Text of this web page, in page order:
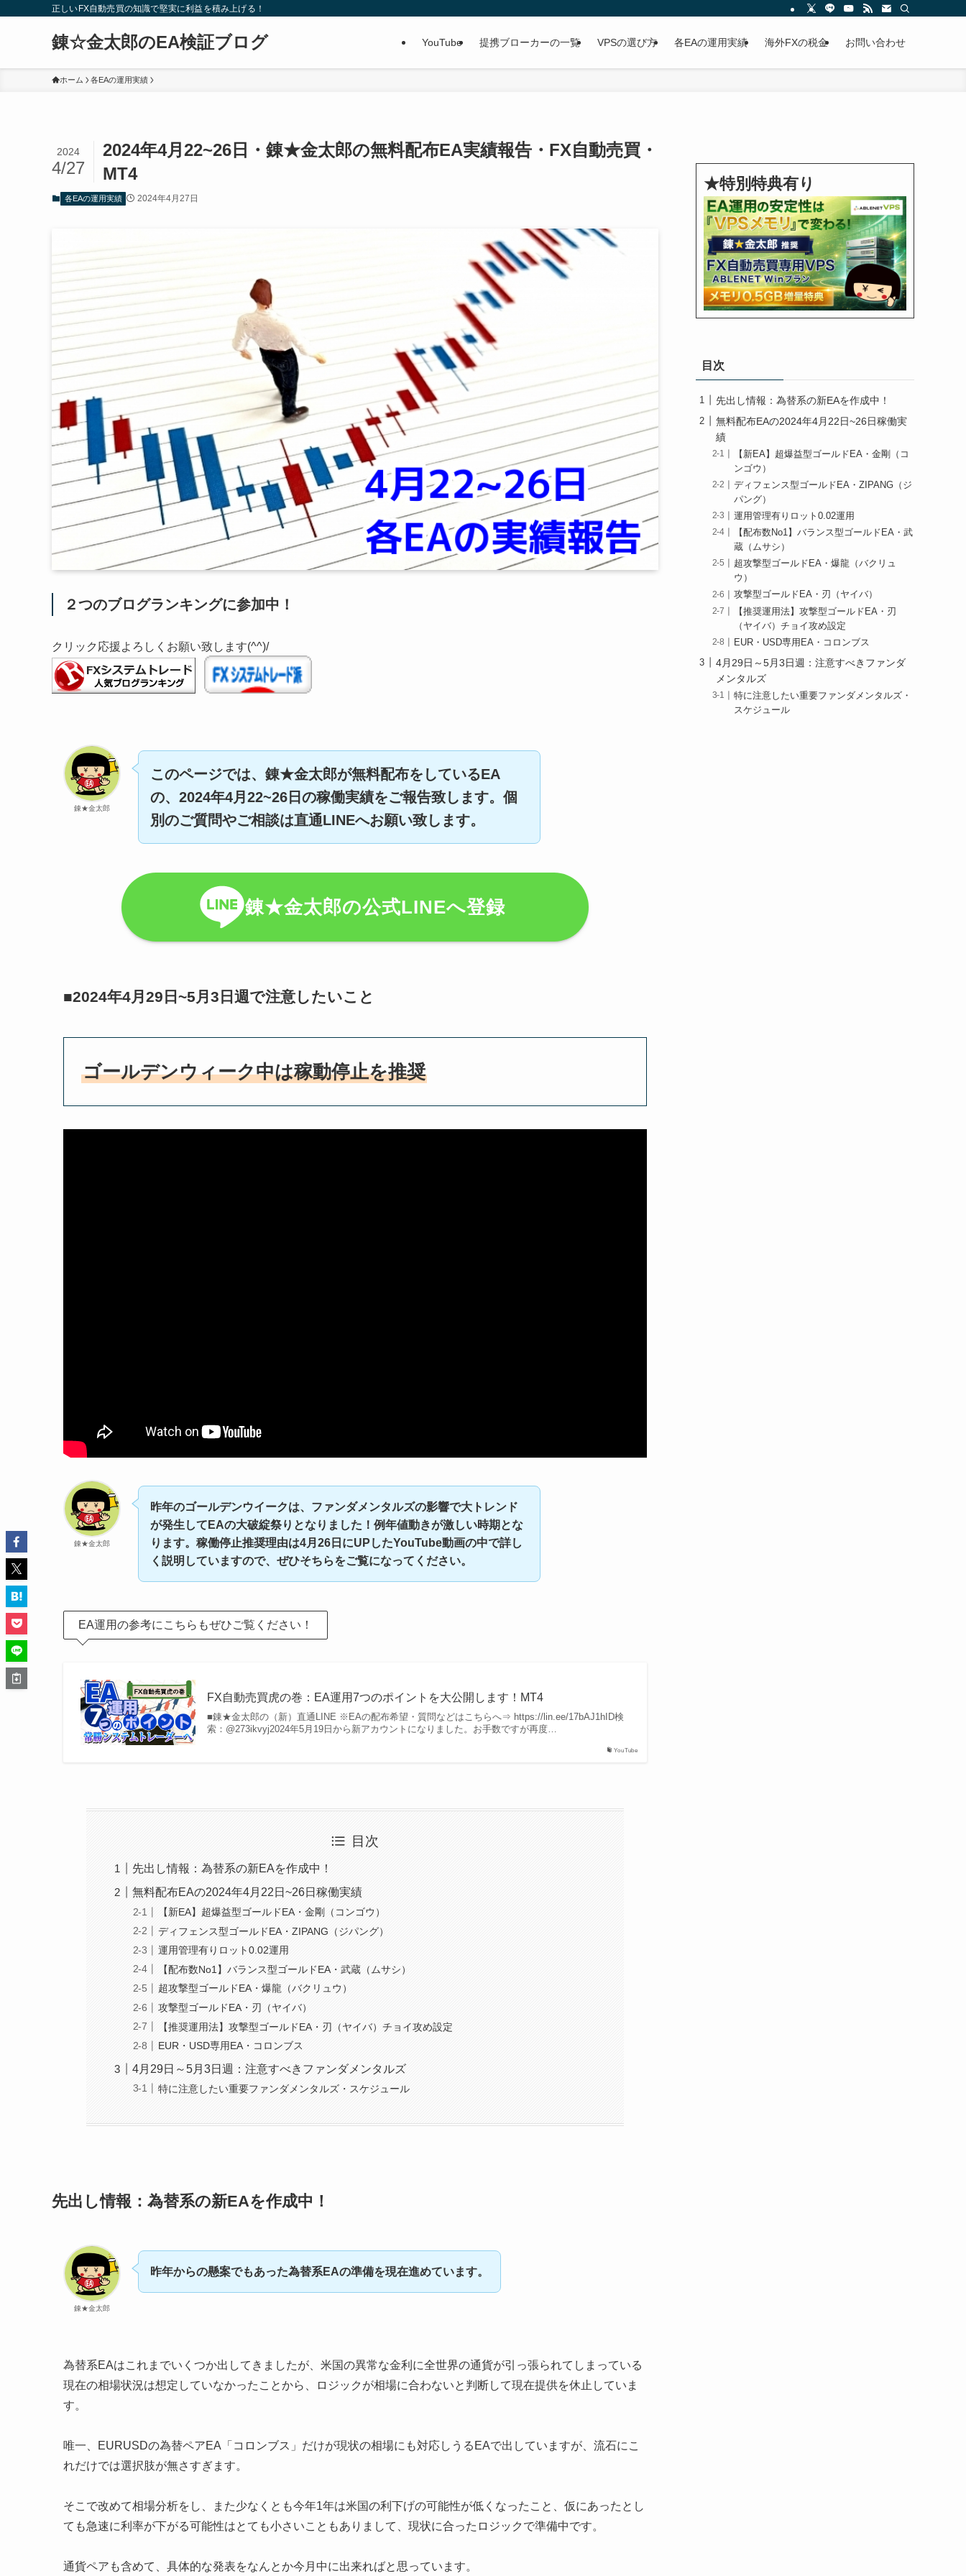
正しいFX自動売買の知識で堅実に利益を積み上げる！
錬☆金太郎のEA検証ブログ YouTube 提携ブローカーの一覧 VPSの選び方 各EAの運用実績 海外FXの税金 お問い合わせ
ホーム 各EAの運用実績
2024年4月22~26日・錬★金太郎の無料配布EA実績報告・FX自動売買・
MT4
2024
4/27
各EAの運用実績 2024年4月27日
２つのブログランキングに参加中！
クリック応援よろしくお願い致します(^^)/
錬★金太郎
このページでは、錬★金太郎が無料配布をしているEA
の、2024年4月22~26日の稼働実績をご報告致します。個
別のご質問やご相談は直通LINEへお願い致します。
錬★金太郎の公式LINEへ登録
■2024年4月29日~5月3日週で注意したいこと
ゴールデンウィーク中は稼動停止を推奨
錬★金太郎
昨年のゴールデンウイークは、ファンダメンタルズの影響で大トレンド
が発生してEAの大破綻祭りとなりました！例年値動きが激しい時期とな
ります。稼働停止推奨理由は4月26日にUPしたYouTube動画の中で詳し
く説明していますので、ぜひそちらをご覧になってください。
EA運用の参考にこちらもぜひご覧ください！
YouTube
FX自動売買虎の巻：EA運用7つのポイントを大公開します！MT4
■錬★金太郎の（新）直通LINE ※EAの配布希望・質問などはこちらへ⇒ https://lin.ee/17bAJ1hID検
索：@273ikvyj2024年5月19日から新アカウントになりました。お手数ですが再度…
目次
先出し情報：為替系の新EAを作成中！
無料配布EAの2024年4月22日~26日稼働実績
【新EA】超爆益型ゴールドEA・金剛（コンゴウ）
ディフェンス型ゴールドEA・ZIPANG（ジパング）
運用管理有りロット0.02運用
【配布数No1】バランス型ゴールドEA・武蔵（ムサシ）
超攻撃型ゴールドEA・爆龍（バクリュウ）
攻撃型ゴールドEA・刃（ヤイバ）
【推奨運用法】攻撃型ゴールドEA・刃（ヤイバ）チョイ攻め設定
EUR・USD専用EA・コロンブス
4月29日～5月3日週：注意すべきファンダメンタルズ
特に注意したい重要ファンダメンタルズ・スケジュール
先出し情報：為替系の新EAを作成中！
錬★金太郎
昨年からの懸案でもあった為替系EAの準備を現在進めています。
為替系EAはこれまでいくつか出してきましたが、米国の異常な金利に全世界の通貨が引っ張られてしまっている
現在の相場状況は想定していなかったことから、ロジックが相場に合わないと判断して現在提供を休止していま
す。
唯一、EURUSDの為替ペアEA「コロンブス」だけが現状の相場にも対応しうるEAで出していますが、流石にこ
れだけでは選択肢が無さすぎます。
そこで改めて相場分析をし、また少なくとも今年1年は米国の利下げの可能性が低くなったこと、仮にあったとし
ても急速に利率が下がる可能性はとても小さいこともありまして、現状に合ったロジックで準備中です。
通貨ペアも含めて、具体的な発表をなんとか今月中に出来ればと思っています。
★特別特典有り
目次
先出し情報：為替系の新EAを作成中！
無料配布EAの2024年4月22日~26日稼働実
績
【新EA】超爆益型ゴールドEA・金剛（コ
ンゴウ）
ディフェンス型ゴールドEA・ZIPANG（ジ
パング）
運用管理有りロット0.02運用
【配布数No1】バランス型ゴールドEA・武
蔵（ムサシ）
超攻撃型ゴールドEA・爆龍（バクリュ
ウ）
攻撃型ゴールドEA・刃（ヤイバ）
【推奨運用法】攻撃型ゴールドEA・刃
（ヤイバ）チョイ攻め設定
EUR・USD専用EA・コロンブス
4月29日～5月3日週：注意すべきファンダ
メンタルズ
特に注意したい重要ファンダメンタルズ・
スケジュール